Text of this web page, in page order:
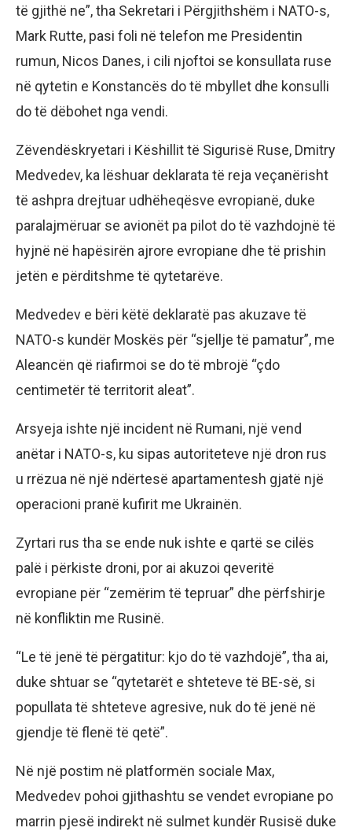
të gjithë ne”, tha Sekretari i Përgjithshëm i NATO-s,
Mark Rutte, pasi foli në telefon me Presidentin
rumun, Nicos Danes, i cili njoftoi se konsullata ruse
në qytetin e Konstancës do të mbyllet dhe konsulli
do të dëbohet nga vendi.
Zëvendëskryetari i Këshillit të Sigurisë Ruse, Dmitry
Medvedev, ka lëshuar deklarata të reja veçanërisht
të ashpra drejtuar udhëheqësve evropianë, duke
paralajmëruar se avionët pa pilot do të vazhdojnë të
hyjnë në hapësirën ajrore evropiane dhe të prishin
jetën e përditshme të qytetarëve.
Medvedev e bëri këtë deklaratë pas akuzave të
NATO-s kundër Moskës për “sjellje të pamatur”, me
Aleancën që riafirmoi se do të mbrojë “çdo
centimetër të territorit aleat”.
Arsyeja ishte një incident në Rumani, një vend
anëtar i NATO-s, ku sipas autoriteteve një dron rus
u rrëzua në një ndërtesë apartamentesh gjatë një
operacioni pranë kufirit me Ukrainën.
Zyrtari rus tha se ende nuk ishte e qartë se cilës
palë i përkiste droni, por ai akuzoi qeveritë
evropiane për “zemërim të tepruar” dhe përfshirje
në konfliktin me Rusinë.
“Le të jenë të përgatitur: kjo do të vazhdojë”, tha ai,
duke shtuar se “qytetarët e shteteve të BE-së, si
popullata të shteteve agresive, nuk do të jenë në
gjendje të flenë të qetë”.
Në një postim në platformën sociale Max,
Medvedev pohoi gjithashtu se vendet evropiane po
marrin pjesë indirekt në sulmet kundër Rusisë duke